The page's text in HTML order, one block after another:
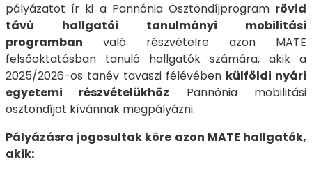
pályázatot ír ki a Pannónia Ösztöndíjprogram rövid
távú hallgatói tanulmányi mobilitási
programban való részvételre azon MATE
felsőoktatásban tanuló hallgatók számára, akik a
2025/2026-os tanév tavaszi félévében külföldi nyári
egyetemi részvételükhöz Pannónia mobilitási
ösztöndíjat kívánnak megpályázni.
Pályázásra jogosultak köre azon MATE hallgatók,
akik: